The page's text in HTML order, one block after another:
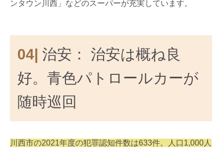
ンタウン川西」などのスーパーが充実しています。
04| 治安： 治安は概ね良
好。青色パトロールカーが
随時巡回
川西市の2021年度の犯罪認知件数は633件。人口1,000人